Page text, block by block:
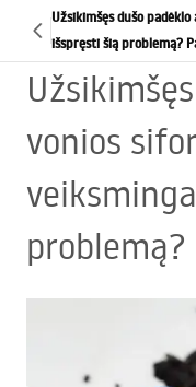
Užsikimšęs dušo
išspręsti šią problemą?
vonios